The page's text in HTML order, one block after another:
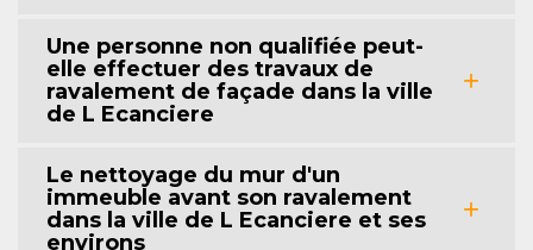
Une personne non qualifiée peut-
elle effectuer des travaux de
ravalement de façade dans la ville
de L Ecanciere
Le nettoyage du mur d'un
immeuble avant son ravalement
dans la ville de L Ecanciere et ses
environs